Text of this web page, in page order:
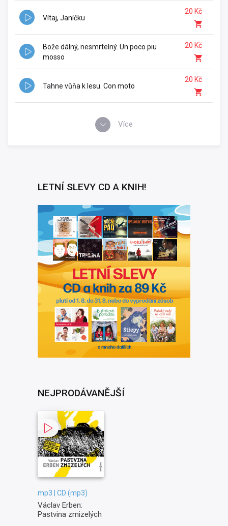
Vítaj, Janíčku
20 Kč
Bože dálný, nesmrtelný. Un poco piu
mosso
20 Kč
Tahne vůňa k lesu. Con moto
20 Kč
Více
LETNÍ SLEVY CD A KNIH!
NEJPRODÁVANĚJŠÍ
mp3 | CD (mp3)
Václav Erben:
Pastvina zmizelých